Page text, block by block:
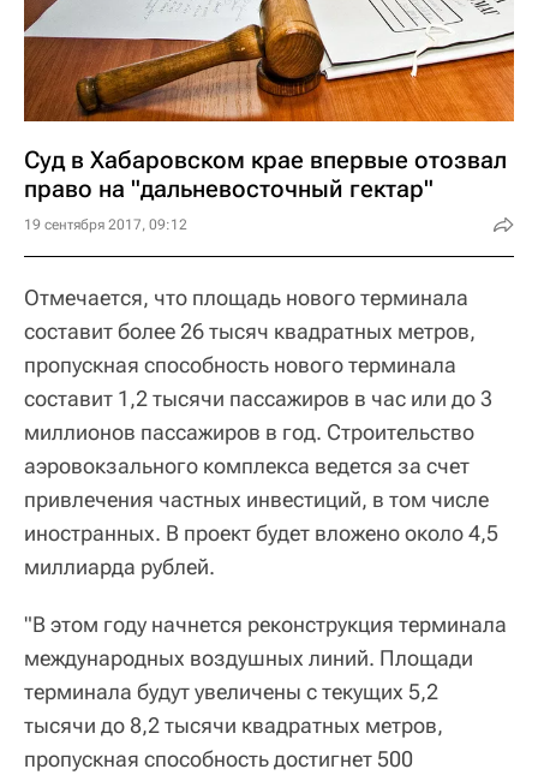
Суд в Хабаровском крае впервые отозвал
право на "дальневосточный гектар"
19 сентября 2017, 09:12
Отмечается, что площадь нового терминала
составит более 26 тысяч квадратных метров,
пропускная способность нового терминала
составит 1,2 тысячи пассажиров в час или до 3
миллионов пассажиров в год. Строительство
аэровокзального комплекса ведется за счет
привлечения частных инвестиций, в том числе
иностранных. В проект будет вложено около 4,5
миллиарда рублей.
"В этом году начнется реконструкция терминала
международных воздушных линий. Площади
терминала будут увеличены с текущих 5,2
тысячи до 8,2 тысячи квадратных метров,
пропускная способность достигнет 500